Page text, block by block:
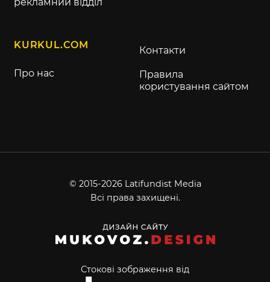
KURKUL.COM
Про нас
Контакти
Правила
користування сайтом
© 2015-2026 Latifundist Media
Всі права захищені.
Стокові зображення від